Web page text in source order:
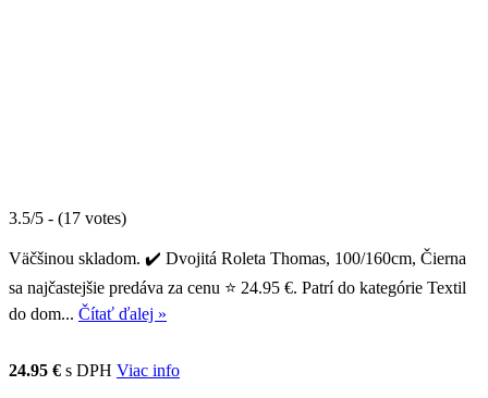
3.5/5 - (17 votes)
Väčšinou skladom. ✔️ Dvojitá Roleta Thomas, 100/160cm, Čierna
sa najčastejšie predáva za cenu ⭐ 24.95 €. Patrí do kategórie Textil
do dom... Čítať ďalej »
24.95 € s DPH Viac info